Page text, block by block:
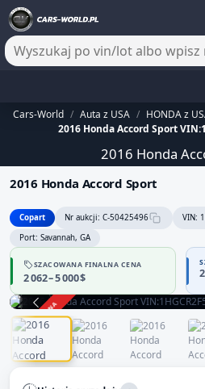
Cars-World / Auta z USA / HONDA z
2016 Honda Accord Sport
2016 Honda
2016 Honda Accord Sport
Copart Nr aukcji: C-50425496
VIN:
Port: Savannah, GA
SZACOWANA FINALNA CENA
2 062 – 5 000 $
ZAKOŃCZONA